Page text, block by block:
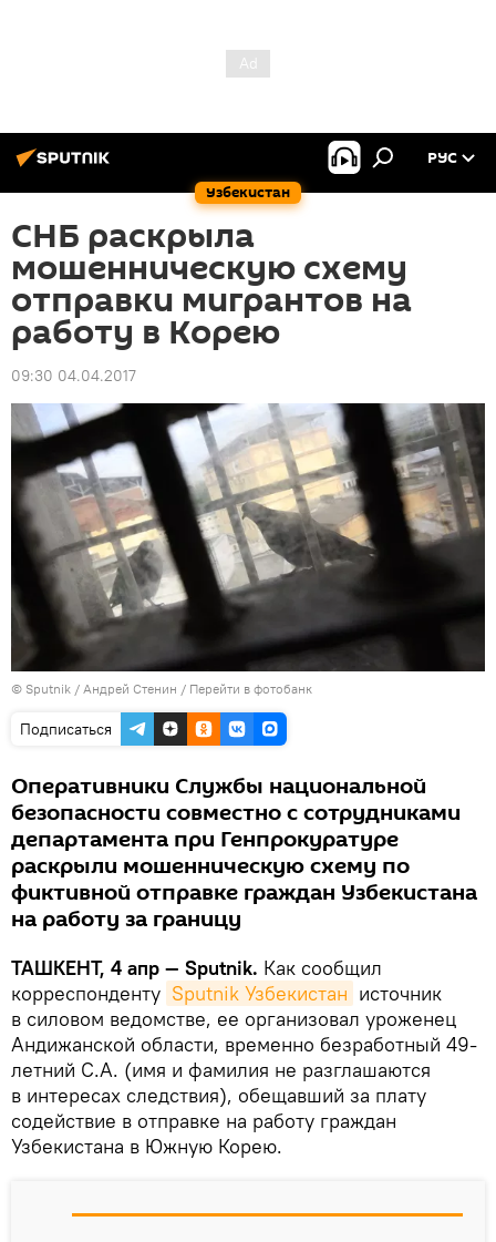
Узбекистан
РУС
СНБ раскрыла
мошенническую схему
отправки мигрантов на
работу в Корею
09:30 04.04.2017
© Sputnik / Андрей Стенин / Перейти в фотобанк
Подписаться
Оперативники Службы национальной
безопасности совместно с сотрудниками
департамента при Генпрокуратуре
раскрыли мошенническую схему по
фиктивной отправке граждан Узбекистана
на работу за границу
ТАШКЕНТ, 4 апр — Sputnik. Как сообщил
корреспонденту Sputnik Узбекистан источник
в силовом ведомстве, ее организовал уроженец
Андижанской области, временно безработный 49-
летний С.А. (имя и фамилия не разглашаются
в интересах следствия), обещавший за плату
содействие в отправке на работу граждан
Узбекистана в Южную Корею.